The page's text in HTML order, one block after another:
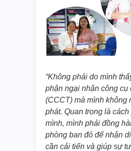
“Không phải do mình
phận ngại nhận công cụ
(CCCT) mà mình không
phát. Quan trọng là cách
mình, mình phải đồng
phòng ban đó để nhận
cần cải tiến và giúp sự